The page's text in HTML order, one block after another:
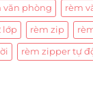
văn phòng rèm
lớp rèm zip
rèm zipper tự